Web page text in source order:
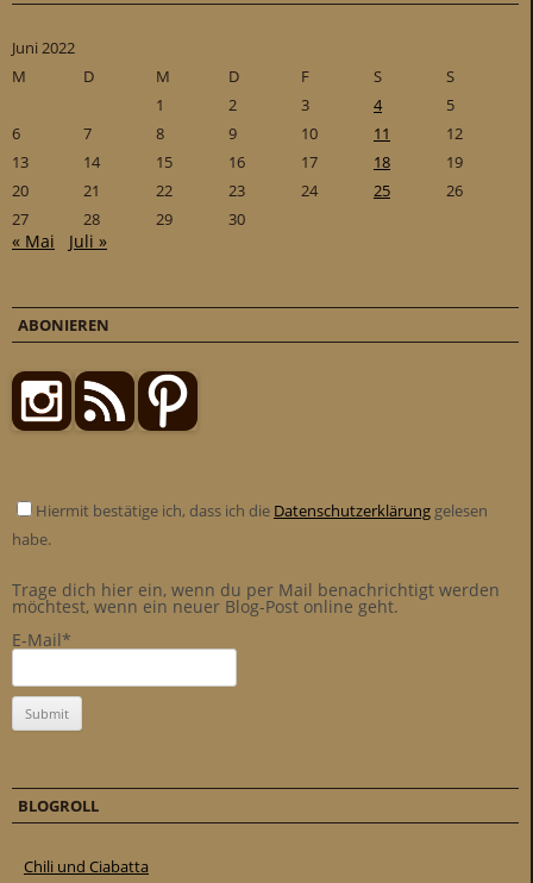
Juni 2022
M
D M D F S
S
1
2 3 4
5
6
7 8 9 10 11
12
13
14 15 16 17 18
19
20
21 22 23 24 25
26
27
28 29 30
« Mai Juli »
ABONIEREN
Hiermit bestätige ich, dass ich die Datenschutzerklärung gelesen
habe.
Trage dich hier ein, wenn du per Mail benachrichtigt werden
möchtest, wenn ein neuer Blog-Post online geht.
E-Mail*
BLOGROLL
Chili und Ciabatta